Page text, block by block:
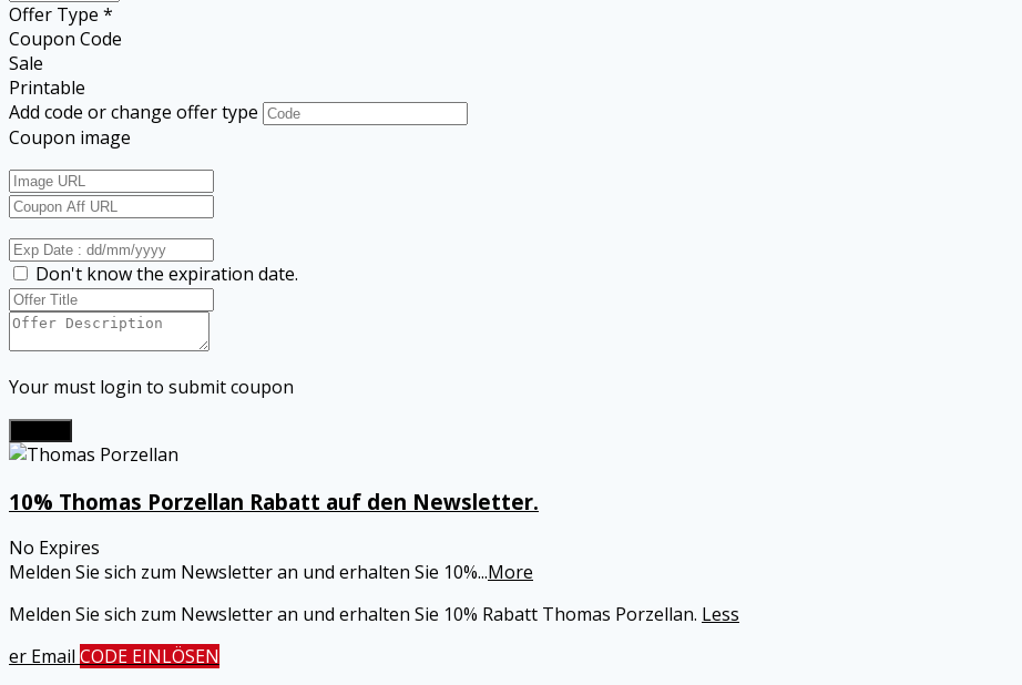
Offer Type *
Coupon Code
Sale
Printable
Add code or change offer type
Coupon image
Don't know the expiration date.
Your must login to submit coupon
10% Thomas Porzellan Rabatt auf den Newsletter.
No Expires
Melden Sie sich zum Newsletter an und erhalten Sie 10%...More
Melden Sie sich zum Newsletter an und erhalten Sie 10% Rabatt Thomas Porzellan. Less
er Email CODE EINLÖSEN